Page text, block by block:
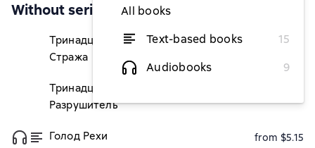
All books
Text-based books
15
Audiobooks
9
Without series
Тринадцатый Проклятый. Скорбь
Стража
from $5.52
Тринадцатый Проклятый.
Разрушитель
Голод Рехи from $5.15